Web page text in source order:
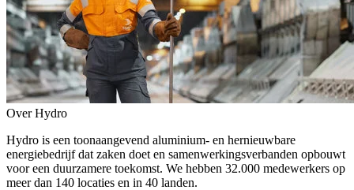
Over Hydro
Hydro is een toonaangevend aluminium- en hernieuwbare
energiebedrijf dat zaken doet en samenwerkingsverbanden opbouwt
voor een duurzamere toekomst. We hebben 32.000 medewerkers op
meer dan 140 locaties en in 40 landen.